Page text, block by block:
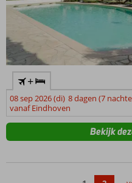
+
08 sep 2026 (di) 8 dagen (7
vanaf Eindhoven
Bekijk